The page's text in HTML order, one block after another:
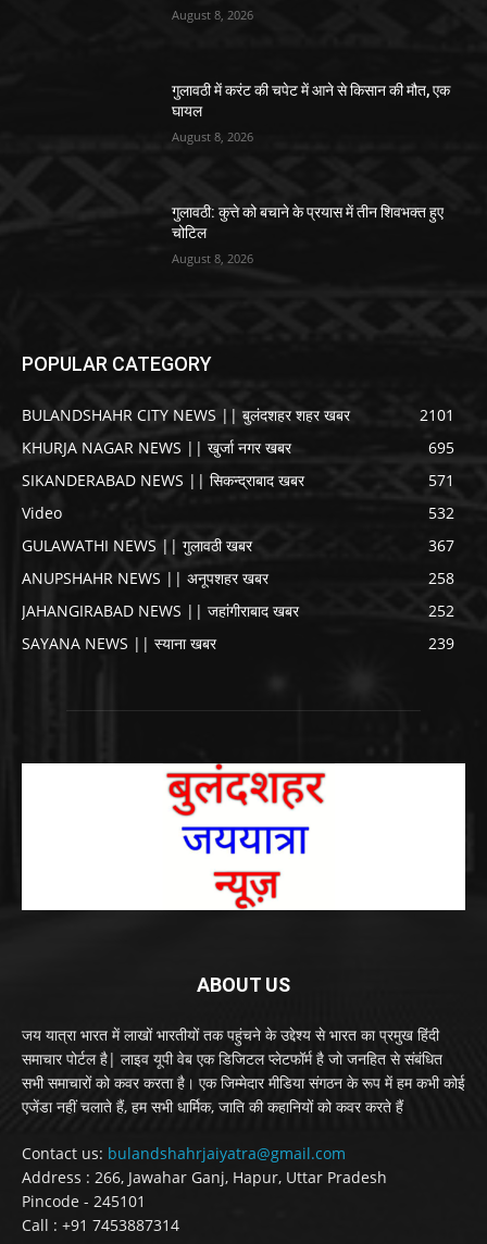
August 8, 2026
गुलावठी में करंट की चपेट में आने से किसान की मौत, एक
घायल
August 8, 2026
गुलावठी: कुत्ते को बचाने के प्रयास में तीन शिवभक्त हुए
चोटिल
August 8, 2026
POPULAR CATEGORY
BULANDSHAHR CITY NEWS || बुलंदशहर शहर खबर
2101
KHURJA NAGAR NEWS || खुर्जा नगर खबर
695
SIKANDERABAD NEWS || सिकन्द्राबाद खबर
571
Video
532
GULAWATHI NEWS || गुलावठी खबर
367
ANUPSHAHR NEWS || अनूपशहर खबर
258
JAHANGIRABAD NEWS || जहांगीराबाद खबर
252
SAYANA NEWS || स्याना खबर
239
ABOUT US
जय यात्रा भारत में लाखों भारतीयों तक पहुंचने के उद्देश्य से भारत का प्रमुख हिंदी
समाचार पोर्टल है| लाइव यूपी वेब एक डिजिटल प्लेटफॉर्म है जो जनहित से संबंधित
सभी समाचारों को कवर करता है। एक जिम्मेदार मीडिया संगठन के रूप में हम कभी कोई
एजेंडा नहीं चलाते हैं, हम सभी धार्मिक, जाति की कहानियों को कवर करते हैं
Contact us: bulandshahrjaiyatra@gmail.com
Address : 266, Jawahar Ganj, Hapur, Uttar Pradesh
Pincode - 245101
Call : +91 7453887314